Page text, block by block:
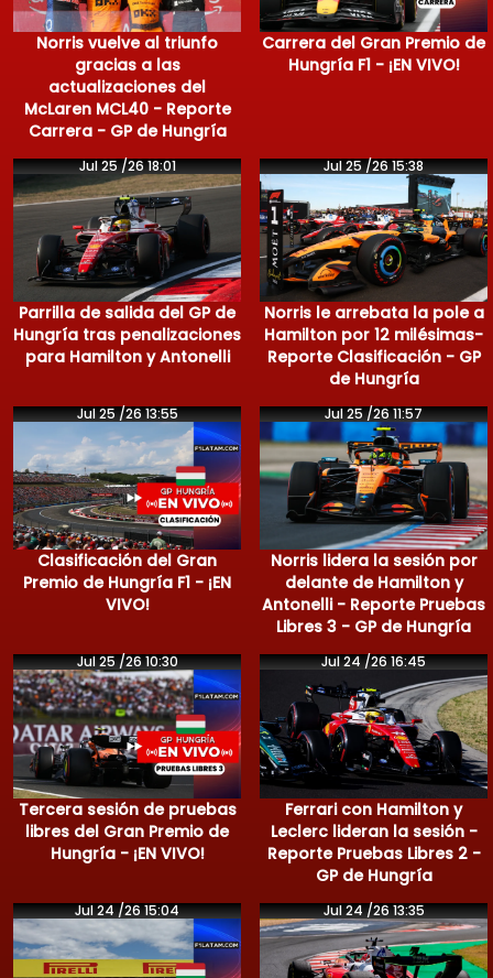
Norris vuelve al triunfo
gracias a las
actualizaciones del
McLaren MCL40 - Reporte
Carrera - GP de Hungría
Carrera del Gran Premio de
Hungría F1 - ¡EN VIVO!
Jul 25 /26 18:01
Parrilla de salida del GP de
Hungría tras penalizaciones
para Hamilton y Antonelli
Jul 25 /26 15:38
Norris le arrebata la pole a
Hamilton por 12 milésimas-
Reporte Clasificación - GP
de Hungría
Jul 25 /26 13:55
Clasificación del Gran
Premio de Hungría F1 - ¡EN
VIVO!
Jul 25 /26 11:57
Norris lidera la sesión por
delante de Hamilton y
Antonelli - Reporte Pruebas
Libres 3 - GP de Hungría
Jul 25 /26 10:30
Tercera sesión de pruebas
libres del Gran Premio de
Hungría - ¡EN VIVO!
Jul 24 /26 16:45
Ferrari con Hamilton y
Leclerc lideran la sesión -
Reporte Pruebas Libres 2 -
GP de Hungría
Jul 24 /26 15:04 Jul 24 /26 13:35